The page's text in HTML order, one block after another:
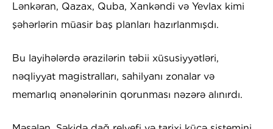
Lənkəran, Qazax, Quba, Xankəndi və Yevlax kimi
şəhərlərin müasir baş planları hazırlanmışdı.
Bu layihələrdə ərazilərin təbii xüsusiyyətləri,
nəqliyyat magistralları, sahilyanı zonalar və
memarlıq ənənələrinin qorunması nəzərə alınırdı.